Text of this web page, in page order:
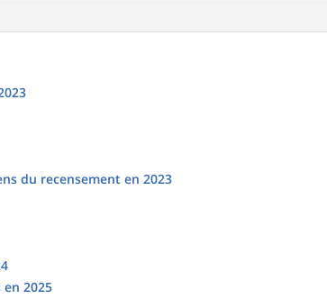
du recensement en 2023
2025